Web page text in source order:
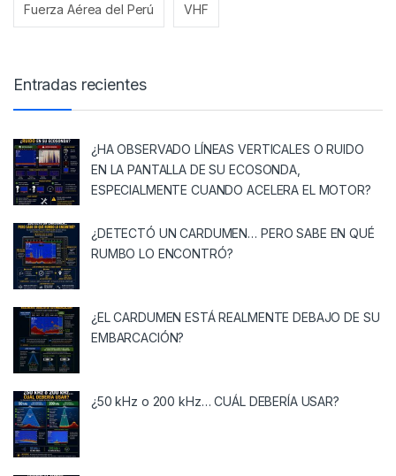
Fuerza Aérea del Perú VHF
Entradas recientes
¿HA OBSERVADO LÍNEAS VERTICALES O RUIDO
EN LA PANTALLA DE SU ECOSONDA,
ESPECIALMENTE CUANDO ACELERA EL MOTOR?
¿DETECTÓ UN CARDUMEN… PERO SABE EN QUÉ
RUMBO LO ENCONTRÓ?
¿EL CARDUMEN ESTÁ REALMENTE DEBAJO DE SU
EMBARCACIÓN?
¿50 kHz o 200 kHz… CUÁL DEBERÍA USAR?